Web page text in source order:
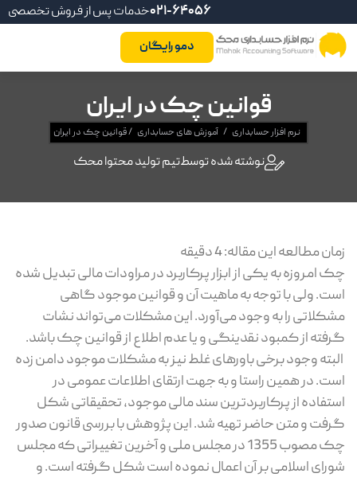
خدمات پس از فروش تخصصی021-64056
دمو رایگان
قوانین چک در ایران
نرم افزار حسابداری / آموزش های حسابداری /قوانین چک در ایران
نوشته شده توسطتیم تولید محتوا محک
زمان مطالعه این مقاله:4دقیقه
چک امروزه به یکی از ابزار پرکاربرد در مراودات مالی تبدیل شده
است. ولی با توجه به ماهیت آن و قوانین موجود گاهی
مشکلاتی را به وجود می‌آورد. این مشکلات می‌تواند نشات
گرفته از کمبود نقدینگی و یا عدم اطلاع از قوانین چک باشد.
البته وجود برخی باورهای غلط نیز به مشکلات موجود دامن زده
است. در همین راستا و به جهت ارتقای اطلاعات عمومی در
استفاده از پرکاربردترین سند مالی موجود، تحقیقاتی شکل
گرفت و متن حاضر تهیه شد. این پژوهش با بررسی قانون صدور
چک مصوب 1355 در مجلس ملی و آخرین تغییراتی که مجلس
شورای اسلامی بر آن اعمال نموده است شکل گرفته است. و